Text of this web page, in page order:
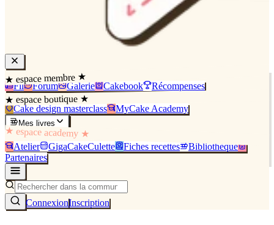
★ espace membre ★
Fil Forum Galerie Cakebook Récompenses
★ espace boutique ★
Cake design masterclass MyCake Academy
Mes livres
★ espace academy ★
Atelier GigaCakeCulette Fiches recettes
Bibliothèque
Partenaires
ConnexionInscription